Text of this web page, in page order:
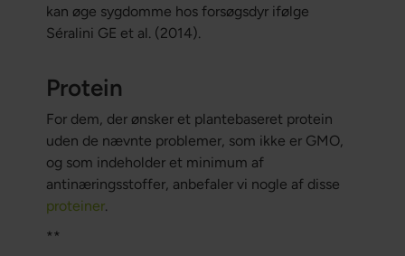
kan øge sygdomme hos forsøgsdyr ifølge
Séralini GE et al. (2014).
Protein
For dem, der ønsker et plantebaseret protein
uden de nævnte problemer, som ikke er GMO,
og som indeholder et minimum af
antinæringsstoffer, anbefaler vi nogle af disse
proteiner.
**